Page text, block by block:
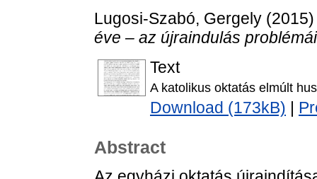
Lugosi-Szabó, Gergely
éve – az újraindulás
Text
A katolikus oktatás elmúlt
Download (173kB)
Abstract